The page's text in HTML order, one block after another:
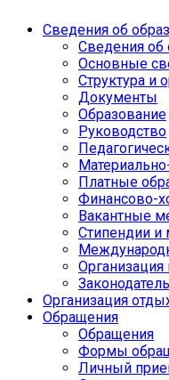
Сведения об
Сведения об
Основные
Структура и
Документы
Образование
Руководство
Платные
Финансово-
Вакантные
Стипендии и
Организация
Организация
Обращения
Обращения
Формы
Личный